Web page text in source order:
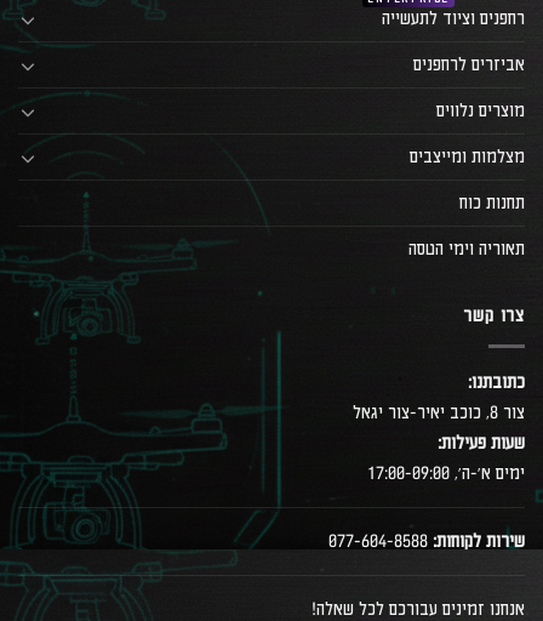
רחפנים וציוד לתעשייה
אביזרים לרחפנים
מוצרים נלווים
מצלמות ומייצבים
תחנות כוח
תאוריה וימי הטסה
צרו קשר
כתובתנו:
צור 8, כוכב יאיר-צור יגאל
שעות פעילות:
ימים א׳-ה׳, 17:00-09:00
שירות לקוחות:
אנחנו זמינים עבורכם לכל שאלה!